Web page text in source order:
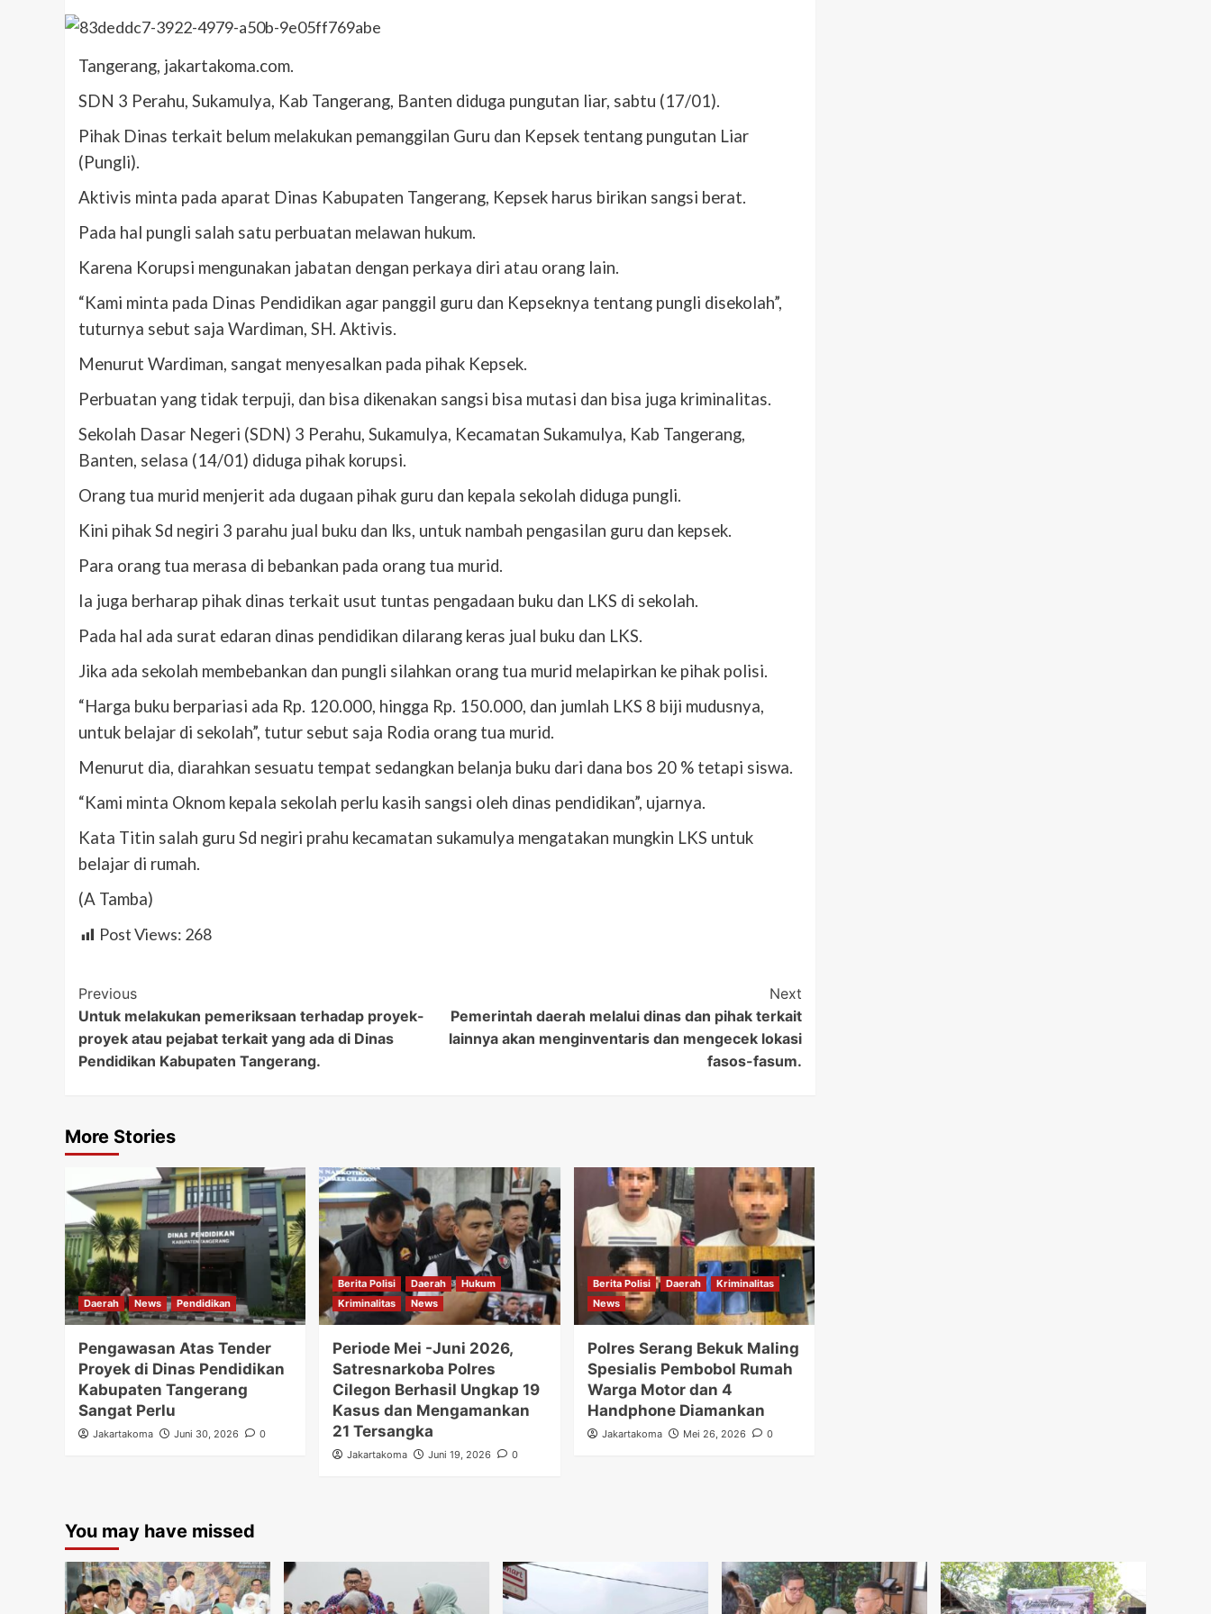
Tangerang, jakartakoma.com.
SDN 3 Perahu, Sukamulya, Kab Tangerang, Banten diduga pungutan liar, sabtu (17/01).
Pihak Dinas terkait belum melakukan pemanggilan Guru dan Kepsek tentang pungutan Liar
(Pungli).
Aktivis minta pada aparat Dinas Kabupaten Tangerang, Kepsek harus birikan sangsi berat.
Pada hal pungli salah satu perbuatan melawan hukum.
Karena Korupsi mengunakan jabatan dengan perkaya diri atau orang lain.
“Kami minta pada Dinas Pendidikan agar panggil guru dan Kepseknya tentang pungli disekolah”,
tuturnya sebut saja Wardiman, SH. Aktivis.
Menurut Wardiman, sangat menyesalkan pada pihak Kepsek.
Perbuatan yang tidak terpuji, dan bisa dikenakan sangsi bisa mutasi dan bisa juga kriminalitas.
Sekolah Dasar Negeri (SDN) 3 Perahu, Sukamulya, Kecamatan Sukamulya, Kab Tangerang,
Banten, selasa (14/01) diduga pihak korupsi.
Orang tua murid menjerit ada dugaan pihak guru dan kepala sekolah diduga pungli.
Kini pihak Sd negiri 3 parahu jual buku dan lks, untuk nambah pengasilan guru dan kepsek.
Para orang tua merasa di bebankan pada orang tua murid.
Ia juga berharap pihak dinas terkait usut tuntas pengadaan buku dan LKS di sekolah.
Pada hal ada surat edaran dinas pendidikan dilarang keras jual buku dan LKS.
Jika ada sekolah membebankan dan pungli silahkan orang tua murid melapirkan ke pihak polisi.
“Harga buku berpariasi ada Rp. 120.000, hingga Rp. 150.000, dan jumlah LKS 8 biji mudusnya,
untuk belajar di sekolah”, tutur sebut saja Rodia orang tua murid.
Menurut dia, diarahkan sesuatu tempat sedangkan belanja buku dari dana bos 20 % tetapi siswa.
“Kami minta Oknom kepala sekolah perlu kasih sangsi oleh dinas pendidikan”, ujarnya.
Kata Titin salah guru Sd negiri prahu kecamatan sukamulya mengatakan mungkin LKS untuk
belajar di rumah.
(A Tamba)
Post Views: 268
Post
Navigation
Previous
Untuk melakukan pemeriksaan terhadap proyek-
proyek atau pejabat terkait yang ada di Dinas
Pendidikan Kabupaten Tangerang.
Next
Pemerintah daerah melalui dinas dan pihak terkait
lainnya akan menginventaris dan mengecek lokasi
fasos-fasum.
More Stories
Daerah News Pendidikan
Pengawasan Atas Tender
Proyek di Dinas Pendidikan
Kabupaten Tangerang
Sangat Perlu
Jakartakoma Juni 30, 2026 0
Berita Polisi Daerah
Hukum
Kriminalitas
News
Periode Mei -Juni 2026,
Satresnarkoba Polres
Cilegon Berhasil Ungkap 19
Kasus dan Mengamankan
21 Tersangka
Jakartakoma Juni 19, 2026 0
Berita Polisi Daerah
Kriminalitas
News
Polres Serang Bekuk Maling
Spesialis Pembobol Rumah
Warga Motor dan 4
Handphone Diamankan
Jakartakoma Mei 26, 2026 0
You may have missed